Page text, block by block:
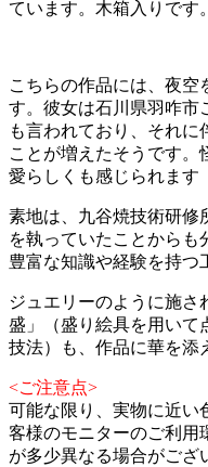
ています。木箱入りです。
こちらの作品には、夜空
す。彼女は石川県羽咋市
も言われており、それに
ことが増えたそうです。
愛らしくも感じられます
素地は、九谷焼技術研修
を執っていたことからも
豊富な知識や経験を持つ
ジュエリーのように施さ
盛」（盛り絵具を用いて
技法）も、作品に華を添
<ご注意点>
可能な限り、実物に近い
客様のモニターのご利用
が多少異なる場合がござ